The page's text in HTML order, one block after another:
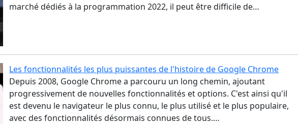
marché dédiés à la programmation 2022, il peut être difficile de…
Les fonctionnalités les plus puissantes de l'histoire de Google Chrome
Depuis 2008, Google Chrome a parcouru un long chemin, ajoutant
progressivement de nouvelles fonctionnalités et options. C'est ainsi qu'il
est devenu le navigateur le plus connu, le plus utilisé et le plus populaire,
avec des fonctionnalités désormais connues de tous.…